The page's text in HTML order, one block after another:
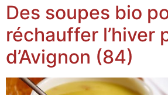
Des soupes bio
réchauffer l’hiver
d’Avignon (84)